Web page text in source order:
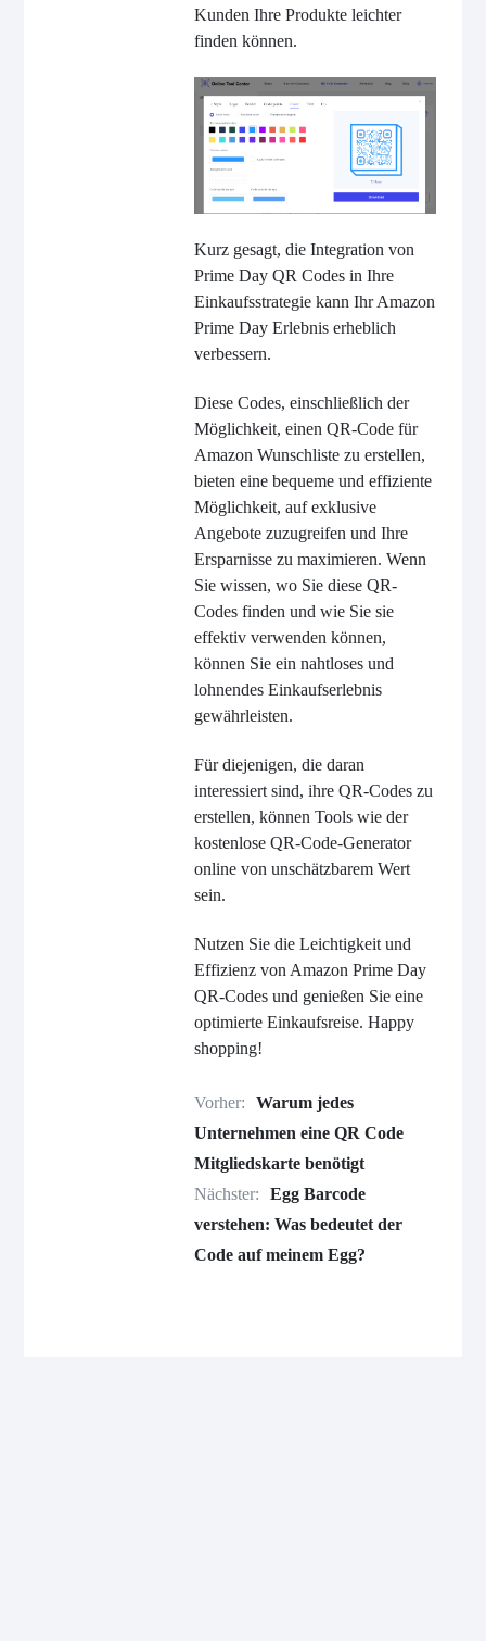
Kunden Ihre Produkte leichter
finden können.
Kurz gesagt, die Integration von
Prime Day QR Codes in Ihre
Einkaufsstrategie kann Ihr Amazon
Prime Day Erlebnis erheblich
verbessern.
Diese Codes, einschließlich der
Möglichkeit, einen QR-Code für
Amazon Wunschliste zu erstellen,
bieten eine bequeme und effiziente
Möglichkeit, auf exklusive
Angebote zuzugreifen und Ihre
Ersparnisse zu maximieren. Wenn
Sie wissen, wo Sie diese QR-
Codes finden und wie Sie sie
effektiv verwenden können,
können Sie ein nahtloses und
lohnendes Einkaufserlebnis
gewährleisten.
Für diejenigen, die daran
interessiert sind, ihre QR-Codes zu
erstellen, können Tools wie der
kostenlose QR-Code-Generator
online von unschätzbarem Wert
sein.
Nutzen Sie die Leichtigkeit und
Effizienz von Amazon Prime Day
QR-Codes und genießen Sie eine
optimierte Einkaufsreise. Happy
shopping!
Vorher:
Warum jedes
Unternehmen eine QR Code
Mitgliedskarte benötigt
Nächster:
Egg Barcode
verstehen: Was bedeutet der
Code auf meinem Egg?